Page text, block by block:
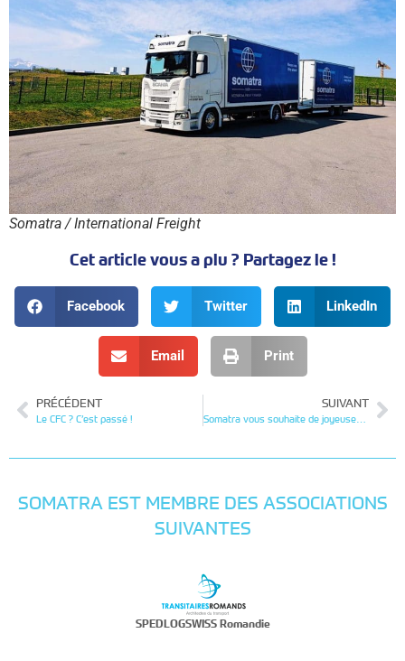
Somatra / International Freight
Cet article vous a plu ? Partagez le !
Facebook Twitter LinkedIn
Email Print
PRÉCÉDENT
Le CFC ? C’est passé !
SUIVANT
Somatra vous souhaite de joyeuses fêtes !
SOMATRA EST MEMBRE DES ASSOCIATIONS
SUIVANTES
SPEDLOGSWISS Romandie